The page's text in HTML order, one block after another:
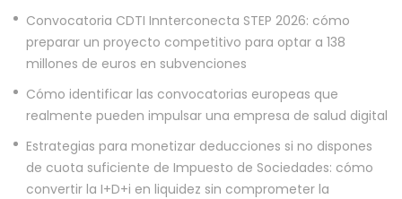
Convocatoria CDTI Innterconecta STEP 2026: cómo
preparar un proyecto competitivo para optar a 138
millones de euros en subvenciones
Cómo identificar las convocatorias europeas que
realmente pueden impulsar una empresa de salud digital
Estrategias para monetizar deducciones si no dispones
de cuota suficiente de Impuesto de Sociedades: cómo
convertir la I+D+i en liquidez sin comprometer la